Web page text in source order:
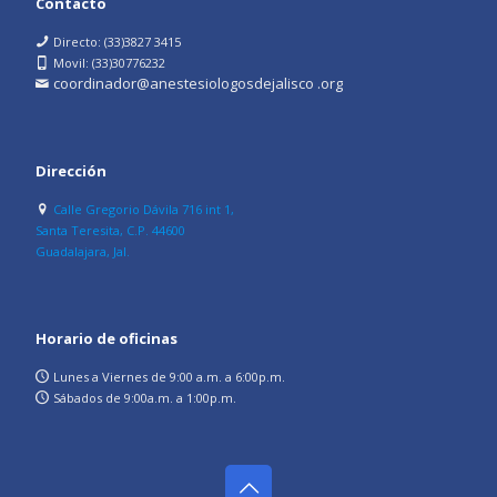
Directo: (33)3827 3415
Movil: (33)30776232
coordinador@anestesiologosdejalisco .org
Dirección
Calle Gregorio Dávila 716 int 1,
Santa Teresita, C.P. 44600
Guadalajara, Jal.
Horario de oficinas
Lunes a Viernes de 9:00 a.m. a 6:00p.m.
Sábados de 9:00a.m. a 1:00p.m.